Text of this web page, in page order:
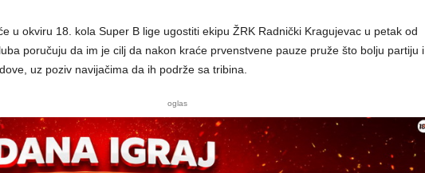
u okviru 18. kola Super B lige ugostiti ekipu ŽRK Radnički Kragujevac u petak od
poručuju da im je cilj da nakon kraće prvenstvene pauze pruže što bolju partiju i
uz poziv navijačima da ih podrže sa tribina.
oglas